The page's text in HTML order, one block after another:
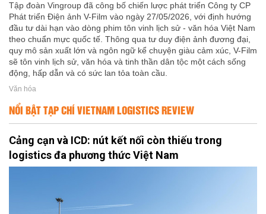
Tập đoàn Vingroup đã công bố chiến lược phát triển Công ty CP
Phát triển Điện ảnh V-Film vào ngày 27/05/2026, với định hướng
đầu tư dài hạn vào dòng phim tôn vinh lịch sử - văn hóa Việt Nam
theo chuẩn mực quốc tế. Thông qua tư duy điện ảnh đương đại,
quy mô sản xuất lớn và ngôn ngữ kể chuyện giàu cảm xúc, V-Film
sẽ tôn vinh lịch sử, văn hóa và tinh thần dân tộc một cách sống
động, hấp dẫn và có sức lan tỏa toàn cầu.
Văn hóa
NỔI BẬT TẠP CHÍ VIETNAM LOGISTICS REVIEW
Cảng cạn và ICD: nút kết nối còn thiếu trong
logistics đa phương thức Việt Nam